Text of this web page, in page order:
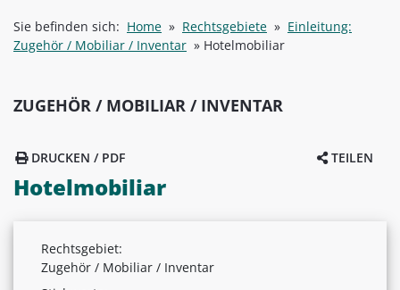
Sie befinden sich: Home » Rechtsgebiete » Einleitung:
Zugehör / Mobiliar / Inventar » Hotelmobiliar
ZUGEHÖR / MOBILIAR / INVENTAR
TEILEN
DRUCKEN / PDF
Hotelmobiliar
Rechtsgebiet:
Zugehör / Mobiliar / Inventar